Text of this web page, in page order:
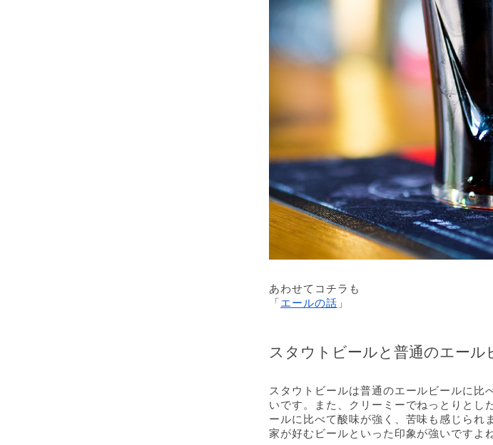
あわせてコチラも
「 エールの話 」
スタウトビールと普通のエール
スタウトビールは普通のエールビールに比
いです。また、クリーミーでねっとりとし
ールに比べて酸味が強く、苦味も感じられ
家が好むビールといった印象が強いですよ